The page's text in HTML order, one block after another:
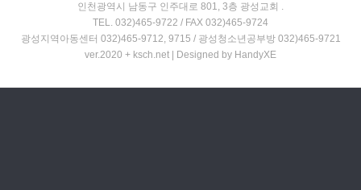
인천광역시 남동구 인주대로 801, 3층 광성교회 .
TEL. 032)465-9722 / FAX 032)465-9724
광성지역아동센터 032)465-9712, 9715 / 광성청소년공부방 032)465-9721
ver.2020 + ksch.net | Designed by HandyXE